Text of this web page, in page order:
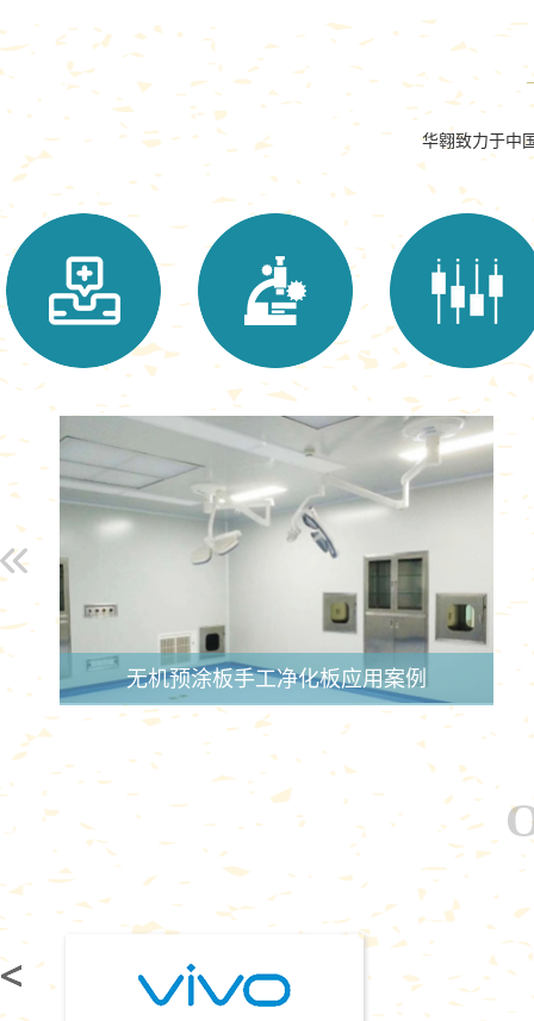
华翱致力于中
无机预涂板手工净化板应用案例